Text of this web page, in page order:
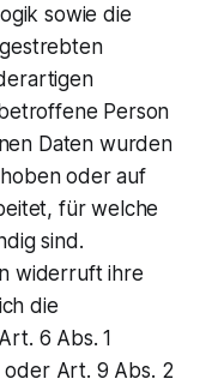
sowie die
Person
Daten wurden
oder auf
für welche
sind.
widerruft ihre
die
6 Abs. 1
oder Art. 9 Abs. 2